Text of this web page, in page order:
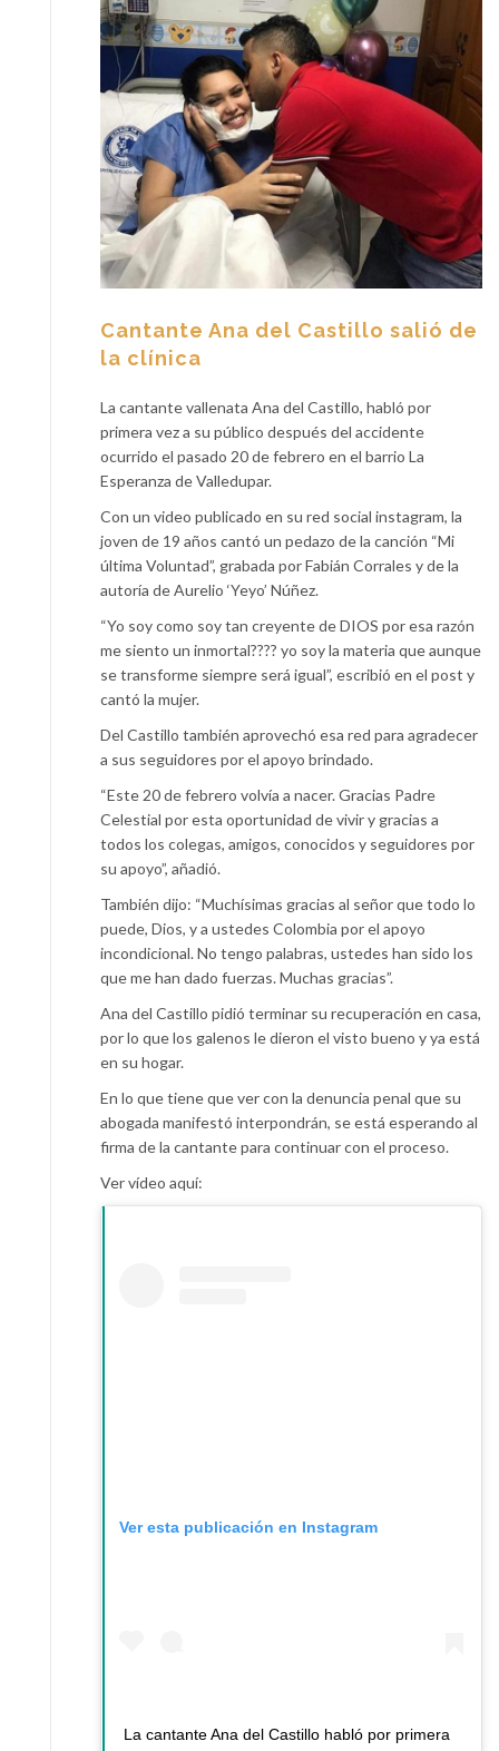
Cantante Ana del Castillo salió de
la clínica
La cantante vallenata Ana del Castillo, habló por
primera vez a su público después del accidente
ocurrido el pasado 20 de febrero en el barrio La
Esperanza de Valledupar.
Con un video publicado en su red social instagram, la
joven de 19 años cantó un pedazo de la canción “Mi
última Voluntad”, grabada por Fabián Corrales y de la
autoría de Aurelio ‘Yeyo’ Núñez.
“Yo soy como soy tan creyente de DIOS por esa razón
me siento un inmortal???? yo soy la materia que aunque
se transforme siempre será igual”, escribió en el post y
cantó la mujer.
Del Castillo también aprovechó esa red para agradecer
a sus seguidores por el apoyo brindado.
“Este 20 de febrero volvía a nacer. Gracias Padre
Celestial por esta oportunidad de vivir y gracias a
todos los colegas, amigos, conocidos y seguidores por
su apoyo”, añadió.
También dijo: “Muchísimas gracias al señor que todo lo
puede, Dios, y a ustedes Colombia por el apoyo
incondicional. No tengo palabras, ustedes han sido los
que me han dado fuerzas. Muchas gracias”.
Ana del Castillo pidió terminar su recuperación en casa,
por lo que los galenos le dieron el visto bueno y ya está
en su hogar.
En lo que tiene que ver con la denuncia penal que su
abogada manifestó interpondrán, se está esperando al
firma de la cantante para continuar con el proceso.
Ver vídeo aquí:
Ver esta publicación en Instagram
La cantante Ana del Castillo habló por primera